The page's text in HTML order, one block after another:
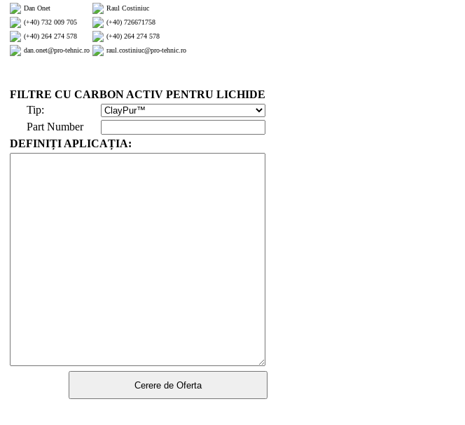
Dan Onet
Raul Costiniuc
(+40) 732 009 705
(+40) 726671758
(+40) 264 274 578
(+40) 264 274 578
dan.onet@pro-tehnic.ro
raul.costiniuc@pro-tehnic.ro
FILTRE CU CARBON ACTIV PENTRU LICHIDE
Tip:
Part Number
DEFINIȚI APLICAȚIA: